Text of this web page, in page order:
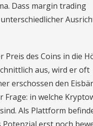
Dass margin trading
des Coins in die
aus, wird er oft
erschossen den
Frage: in welche
Als Plattform